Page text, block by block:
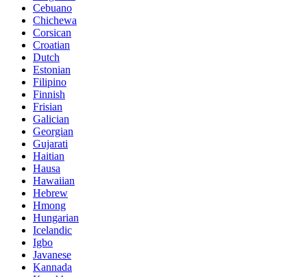
Cebuano
Chichewa
Corsican
Croatian
Dutch
Estonian
Filipino
Finnish
Frisian
Galician
Georgian
Gujarati
Haitian
Hausa
Hawaiian
Hebrew
Hmong
Hungarian
Icelandic
Igbo
Javanese
Kannada